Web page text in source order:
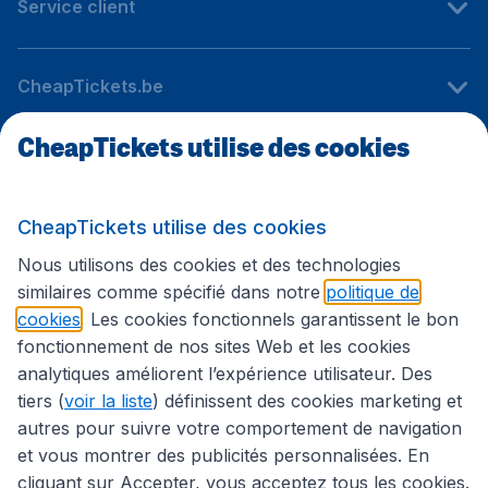
Service client
CheapTickets.be
Sites internationaux
Suivez CheapTickets.be
CheapTickets utilise des cookies
CheapTickets utilise des cookies
Nous utilisons des cookies et des technologies
similaires comme spécifié dans notre politique de
cookies . Les cookies fonctionnels garantissent le bon
fonctionnement de nos sites Web et les cookies
analytiques améliorent l’expérience utilisateur. Des
tiers (voir la liste) définissent des cookies marketing et
autres pour suivre votre comportement de navigation
et vous montrer des publicités personnalisées. En
cliquant sur Accepter, vous acceptez tous les cookies.